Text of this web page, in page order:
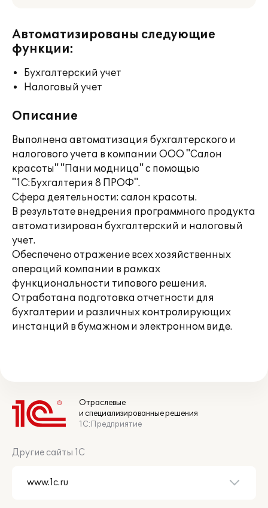
Автоматизированы следующие
функции:
Бухгалтерский учет
Налоговый учет
Описание
Выполнена автоматизация бухгалтерского и
налогового учета в компании ООО "Салон
красоты" "Пани модница" с помощью
"1С:Бухгалтерия 8 ПРОФ".
Сфера деятельности: салон красоты.
В результате внедрения программного продукта
автоматизирован бухгалтерский и налоговый
учет.
Обеспечено отражение всех хозяйственных
операций компании в рамках
функциональности типового решения.
Отработана подготовка отчетности для
бухгалтерии и различных контролирующих
инстанций в бумажном и электронном виде.
Отраслевые
и специализированные решения
1С:Предприятие
Другие сайты 1С